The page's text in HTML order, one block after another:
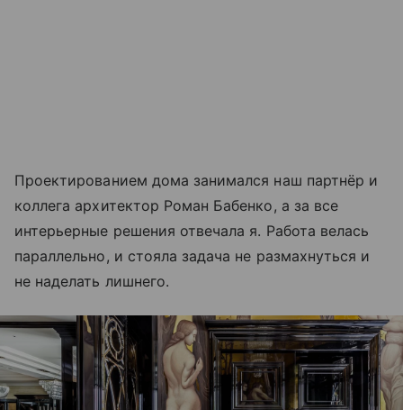
Проектированием дома занимался наш партнёр и
коллега архитектор Роман Бабенко, а за все
интерьерные решения отвечала я. Работа велась
параллельно, и стояла задача не размахнуться и
не наделать лишнего.